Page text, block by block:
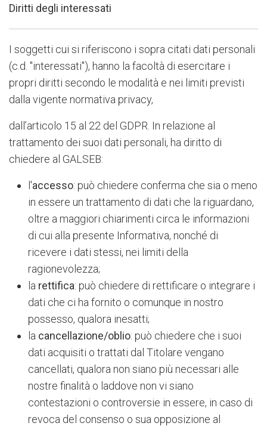
Diritti degli interessati
I soggetti cui si riferiscono i sopra citati dati personali
(c.d. "interessati"), hanno la facoltà di esercitare i
propri diritti secondo le modalità e nei limiti previsti
dalla vigente normativa privacy,
dall’articolo 15 al 22 del GDPR. In relazione al
trattamento dei suoi dati personali, ha diritto di
chiedere al GALSEB:
l'accesso: può chiedere conferma che sia o meno
in essere un trattamento di dati che la riguardano,
oltre a maggiori chiarimenti circa le informazioni
di cui alla presente Informativa, nonché di
ricevere i dati stessi, nei limiti della
ragionevolezza;
la rettifica: può chiedere di rettificare o integrare i
dati che ci ha fornito o comunque in nostro
possesso, qualora inesatti;
la cancellazione/oblio: può chiedere che i suoi
dati acquisiti o trattati dal Titolare vengano
cancellati, qualora non siano più necessari alle
nostre finalità o laddove non vi siano
contestazioni o controversie in essere, in caso di
revoca del consenso o sua opposizione al